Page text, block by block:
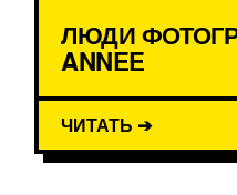
ЛЮДИ
ANNEE
ЧИТАТЬ ➔